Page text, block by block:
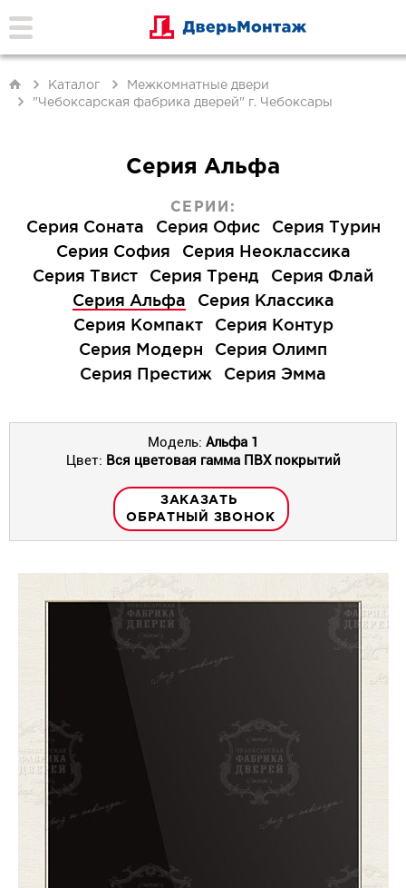
Каталог
Межкомнатные двери
"Чебоксарская фабрика дверей" г. Чебоксары
Серия Альфа
СЕРИИ:
Серия Соната Серия Офис
Серия Турин
Серия София
Серия Неоклассика
Серия Твист
Серия Тренд
Серия Флай
Серия Альфа
Серия Классика
Серия Компакт
Серия Контур
Серия Модерн
Серия Олимп
Серия Престиж
Серия Эмма
Модель: Альфа 1
Цвет: Вся цветовая гамма ПВХ покрытий
ЗАКАЗАТЬ
ОБРАТНЫЙ ЗВОНОК